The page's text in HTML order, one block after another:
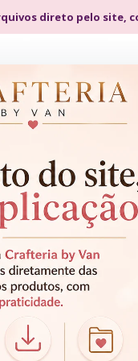
direto pelo site,